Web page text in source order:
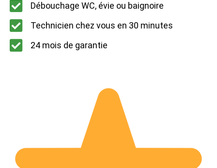
Débouchage WC, évie ou baignoire
Technicien chez vous en 30 minutes
24 mois de garantie